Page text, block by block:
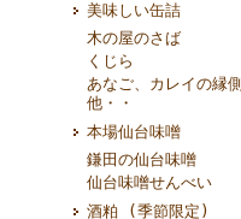
美味しい缶詰
木の屋のさば
くじら
あなご、カレイの縁側
他・・
本場仙台味噌
鎌田の仙台味噌
仙台味噌せんべい
酒粕 (季節限定)